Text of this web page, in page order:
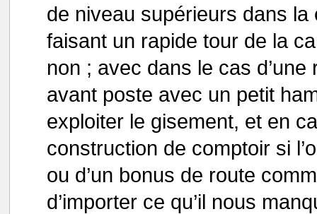
de niveau supérieurs dans la
faisant un rapide tour de la
non ; avec dans le cas
avant poste avec un petit
exploiter le gisement, et en
construction de comptoir si
ou d’un bonus de route
d’importer ce qu’il nous